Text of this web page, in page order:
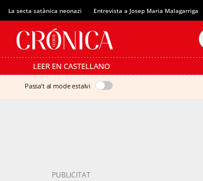
La secta satànica neonazi Entrevista a Josep Maria Malagarriga
LEER EN CASTELLANO
Passa’t al mode estalvi